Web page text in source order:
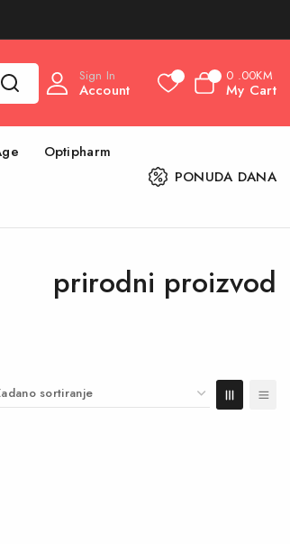
Sign In
Account
0 0 0 .00KM
My Cart
Optipharm
PONUDA DANA
prirodni proizvod